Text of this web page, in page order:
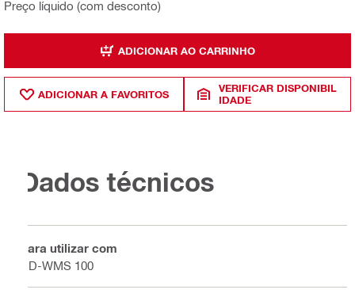
Preço líquido (com desconto)
ADICIONAR AO CARRINHO
ADICIONAR A FAVORITOS
VERIFICAR DISPONIBIL
IDADE
Dados técnicos
Para utilizar com
DD-WMS 100